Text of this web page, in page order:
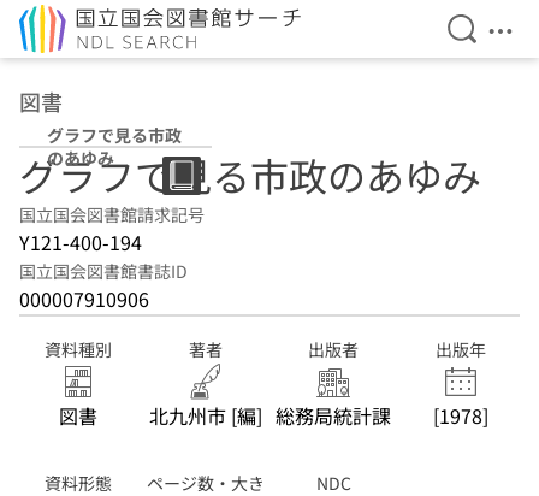
検索を
メ
図書
グラフで見る市政
のあゆみ
グラフで見る市政のあゆみ
国立国会図書館請求記号
Y121-400-194
国立国会図書館書誌ID
000007910906
資料種別
図書
著者
北九州市 [編]
出版者
総務局統計課
出版年
[1978]
資料形態
ページ数・大き
NDC